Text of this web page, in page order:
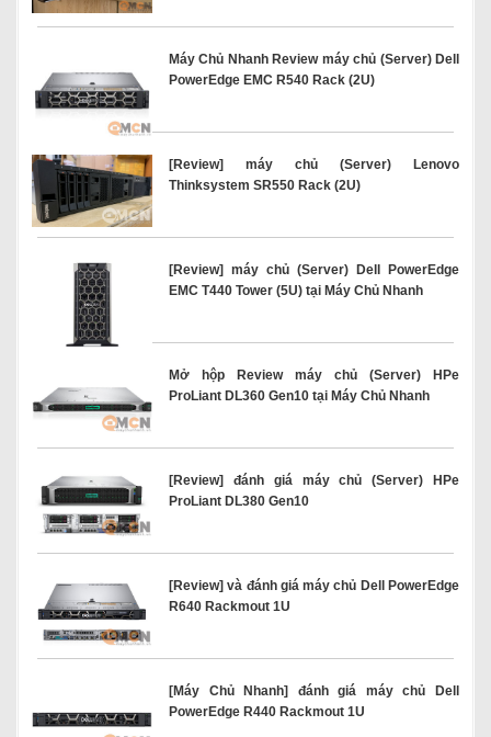
Máy Chủ Nhanh Review máy chủ (Server) Dell
PowerEdge EMC R540 Rack (2U)
[Review] máy chủ (Server) Lenovo
Thinksystem SR550 Rack (2U)
[Review] máy chủ (Server) Dell PowerEdge
EMC T440 Tower (5U) tại Máy Chủ Nhanh
Mở hộp Review máy chủ (Server) HPe
ProLiant DL360 Gen10 tại Máy Chủ Nhanh
[Review] đánh giá máy chủ (Server) HPe
ProLiant DL380 Gen10
[Review] và đánh giá máy chủ Dell PowerEdge
R640 Rackmout 1U
[Máy Chủ Nhanh] đánh giá máy chủ Dell
PowerEdge R440 Rackmout 1U